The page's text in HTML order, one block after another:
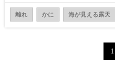
離れ かに 海が見える露天
1